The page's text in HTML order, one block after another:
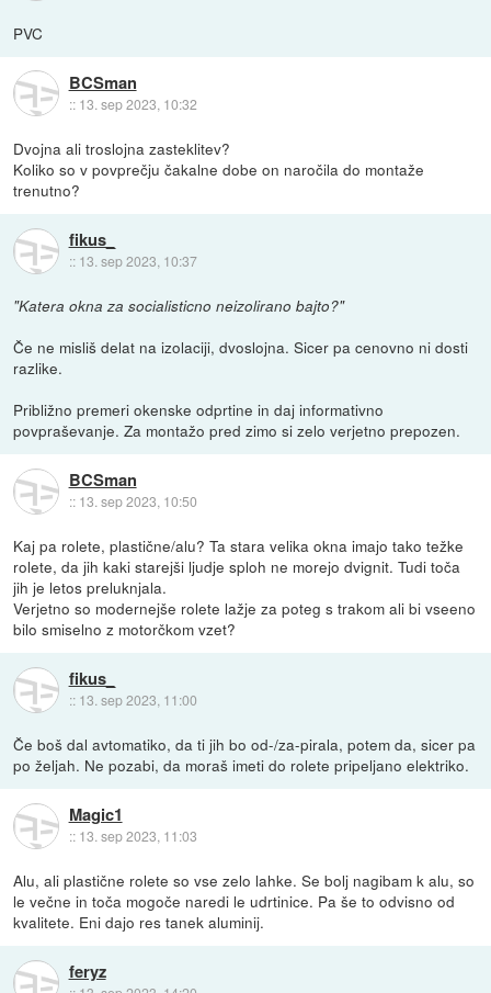
PVC
BCSman
:: 13. sep 2023, 10:32
Dvojna ali troslojna zasteklitev?
Koliko so v povprečju čakalne dobe on naročila do montaže
trenutno?
fikus_
:: 13. sep 2023, 10:37
"Katera okna za socialisticno neizolirano bajto?"
Če ne misliš delat na izolaciji, dvoslojna. Sicer pa cenovno ni dosti
razlike.
Približno premeri okenske odprtine in daj informativno
povpraševanje. Za montažo pred zimo si zelo verjetno prepozen.
BCSman
:: 13. sep 2023, 10:50
Kaj pa rolete, plastične/alu? Ta stara velika okna imajo tako težke
rolete, da jih kaki starejši ljudje sploh ne morejo dvignit. Tudi toča
jih je letos preluknjala.
Verjetno so modernejše rolete lažje za poteg s trakom ali bi vseeno
bilo smiselno z motorčkom vzet?
fikus_
:: 13. sep 2023, 11:00
Če boš dal avtomatiko, da ti jih bo od-/za-pirala, potem da, sicer pa
po željah. Ne pozabi, da moraš imeti do rolete pripeljano elektriko.
Magic1
:: 13. sep 2023, 11:03
Alu, ali plastične rolete so vse zelo lahke. Se bolj nagibam k alu, so
le večne in toča mogoče naredi le udrtinice. Pa še to odvisno od
kvalitete. Eni dajo res tanek aluminij.
feryz